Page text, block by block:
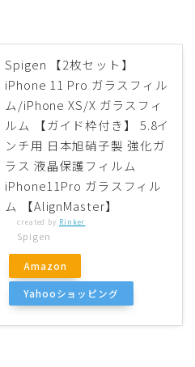
Spigen 【2枚セット】
iPhone 11 Pro ガラスフィル
ム/iPhone XS/X ガラスフィ
ルム 【ガイド枠付き】 5.8イ
ンチ用 日本旭硝子製 強化ガ
ラス 液晶保護フィルム
iPhone11Pro ガラスフィル
ム 【AlignMaster】
created by Rinker
Spigen
Amazon
Yahooショッピング